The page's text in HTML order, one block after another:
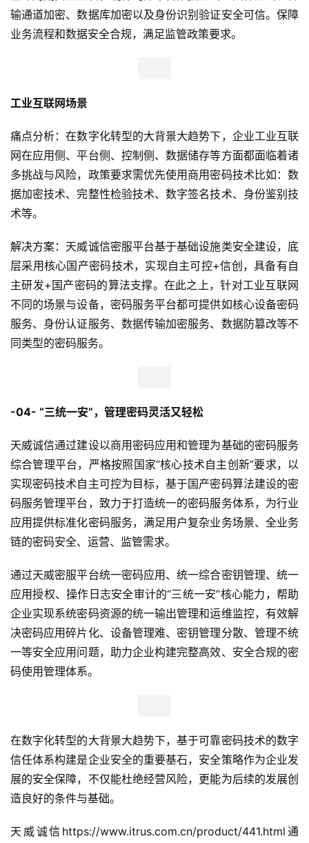
商
业
观
科
投
融
资
工
智
能
汽
车
业
资
讯
输通道加密、数据库加密以及身份识别验证安全可信。保障
业务流程和数据安全合规，满足监管政策要求。
工业互联网场景
痛点分析：在数字化转型的大背景大趋势下，企业工业互联
网在应用侧、平台侧、控制侧、数据储存等方面都面临着诸
多挑战与风险，政策要求需优先使用商用密码技术比如：数
据加密技术、完整性检验技术、数字签名技术、身份鉴别技
术等。
解决方案：天威诚信密服平台基于基础设施类安全建设，底
层采用核心国产密码技术，实现自主可控+信创，具备有自
主研发+国产密码的算法支撑。在此之上，针对工业互联网
不同的场景与设备，密码服务平台都可提供如核心设备密码
服务、身份认证服务、数据传输加密服务、数据防篡改等不
同类型的密码服务。
-04- “三统一安”，管理密码灵活又轻松
天威诚信通过建设以商用密码应用和管理为基础的密码服务
综合管理平台，严格按照国家“核心技术自主创新”要求，以
实现密码技术自主可控为目标，基于国产密码算法建设的密
码服务管理平台，致力于打造统一的密码服务体系，为行业
应用提供标准化密码服务，满足用户复杂业务场景、全业务
链的密码安全、运营、监管需求。
通过天威密服平台统一密码应用、统一综合密钥管理、统一
应用授权、操作日志安全审计的“三统一安“核心能力，帮助
企业实现系统密码资源的统一输出管理和运维监控，有效解
决密码应用碎片化、设备管理难、密钥管理分散、管理不统
一等安全应用问题，助力企业构建完整高效、安全合规的密
码使用管理体系。
在数字化转型的大背景大趋势下，基于可靠密码技术的数字
信任体系构建是企业安全的重要基石，安全策略作为企业发
展的安全保障，不仅能杜绝经营风险，更能为后续的发展创
造良好的条件与基础。
天威诚信https://www.itrus.com.cn/product/441.html通